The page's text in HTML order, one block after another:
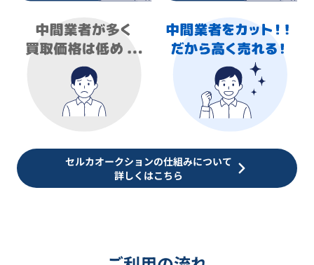
セルカオークションの仕組みについて
詳しくはこちら